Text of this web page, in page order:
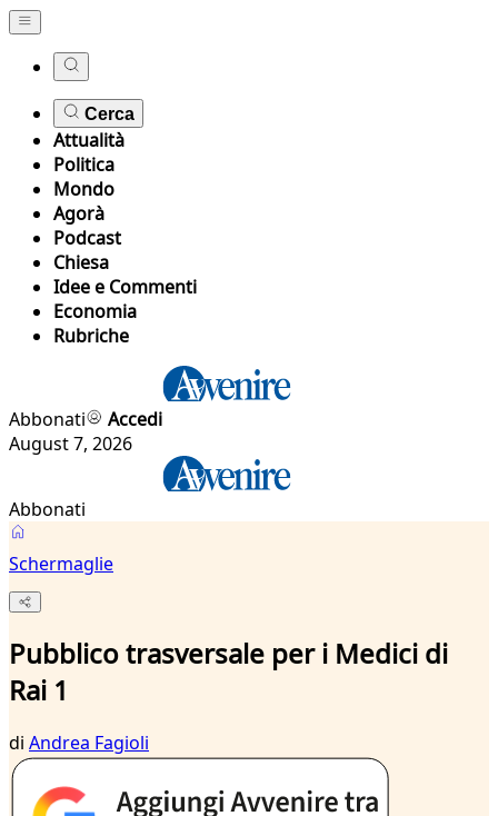
Cerca
Attualità
Politica
Mondo
Agorà
Podcast
Chiesa
Idee e Commenti
Economia
Rubriche
Abbonati
Accedi
August 7, 2026
Abbonati
Schermaglie
Pubblico trasversale per i Medici di
Rai 1
di Andrea Fagioli